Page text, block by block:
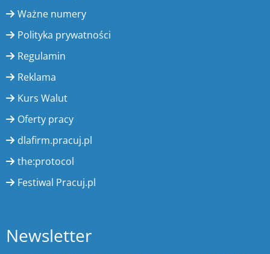
Ważne numery
Polityka prywatności
Regulamin
Reklama
Kurs Walut
Oferty pracy
dlafirm.pracuj.pl
the:protocol
Festiwal Pracuj.pl
Newsletter